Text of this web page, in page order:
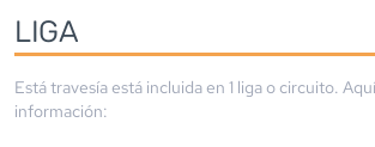
LIGA
Está travesía está incluida en 1 liga o circuito.
información: